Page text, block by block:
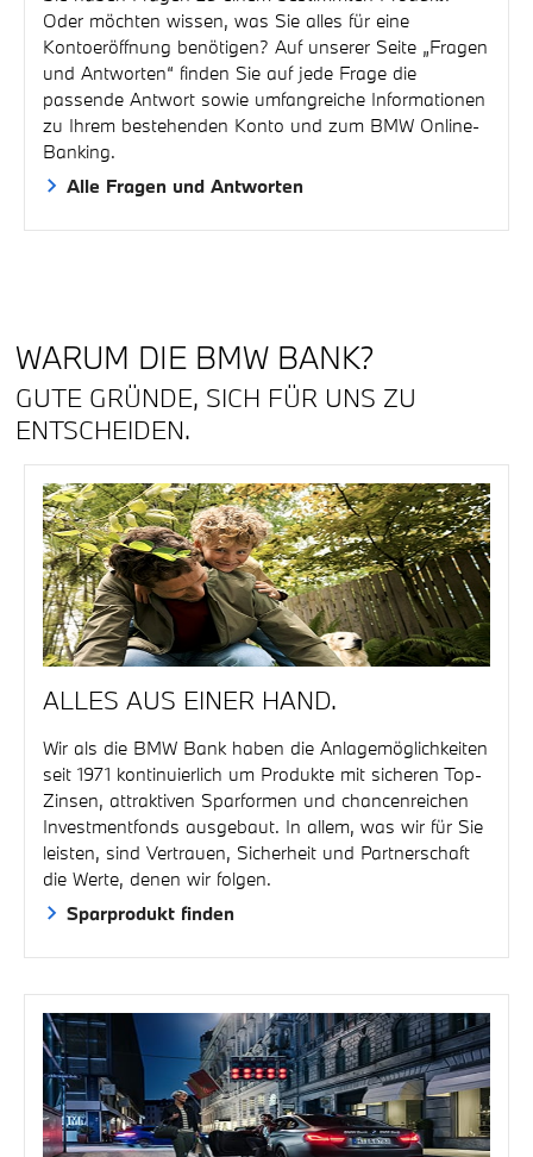
Oder möchten wissen, was Sie alles für eine
Kontoeröffnung benötigen? Auf unserer Seite „Fragen
und Antworten“ finden Sie auf jede Frage die
passende Antwort sowie umfangreiche Informationen
zu Ihrem bestehenden Konto und zum BMW Online-
Banking.
Alle Fragen und Antworten
WARUM DIE BMW BANK?
GUTE GRÜNDE, SICH FÜR UNS ZU
ENTSCHEIDEN.
ALLES AUS EINER HAND.
Wir als die BMW Bank haben die Anlagemöglichkeiten
seit 1971 kontinuierlich um Produkte mit sicheren Top-
Zinsen, attraktiven Sparformen und chancenreichen
Investmentfonds ausgebaut. In allem, was wir für Sie
leisten, sind Vertrauen, Sicherheit und Partnerschaft
die Werte, denen wir folgen.
Sparprodukt finden